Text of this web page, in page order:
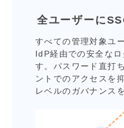
全ユーザーに
すべての管理対象ユ
IdP経由での安全な
す。パスワード直打
ントでのアクセスを
レベルのガバナンス